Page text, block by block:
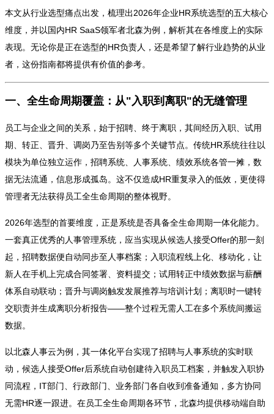
本文从行业选型痛点出发，梳理出2026年企业HR系统选型的五大核心
维度，并以国内HR SaaS领军者北森为例，解析其在各维度上的实际
表现。无论你是正在选型的HR负责人，还是希望了解行业趋势的从业
者，这份指南都将提供有价值的参考。
一、全生命周期覆盖：从"入职到离职"的无缝管理
员工与企业之间的关系，始于招聘、终于离职，其间经历入职、试用
期、转正、晋升、调岗乃至告别等多个关键节点。传统HR系统往往以
模块为单位独立运作，招聘系统、人事系统、绩效系统各管一摊，数
据无法流通，信息形成孤岛。这不仅造成HR重复录入的低效，更使得
管理者无法获得员工全生命周期的整体视野。
2026年选型的首要维度，正是系统是否具备全生命周期一体化能力。
一套真正优秀的人事管理系统，应当实现从候选人接受Offer的那一刻
起，招聘数据便自动同步至人事档案；入职流程线上化、移动化，让
新人在手机上完成合同签署、资料提交；试用转正中绩效数据与薪酬
体系自动联动；晋升与调岗触发发展推荐与培训计划；离职时一键转
交职责并生成离职分析报告——整个过程无需人工在多个系统间搬运
数据。
以北森人事云为例，其一体化平台实现了招聘与人事系统的实时联
动，候选人接受Offer后系统自动创建待入职员工档案，并触发入职协
同流程，IT部门、行政部门、业务部门各自收到准备通知，多方协同
无需HR逐一跟进。在员工全生命周期各环节，北森均提供移动端自助